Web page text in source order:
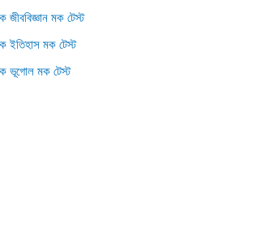
জীববিজ্ঞান মক টেস্ট
ইতিহাস মক টেস্ট
ভূগোল মক টেস্ট